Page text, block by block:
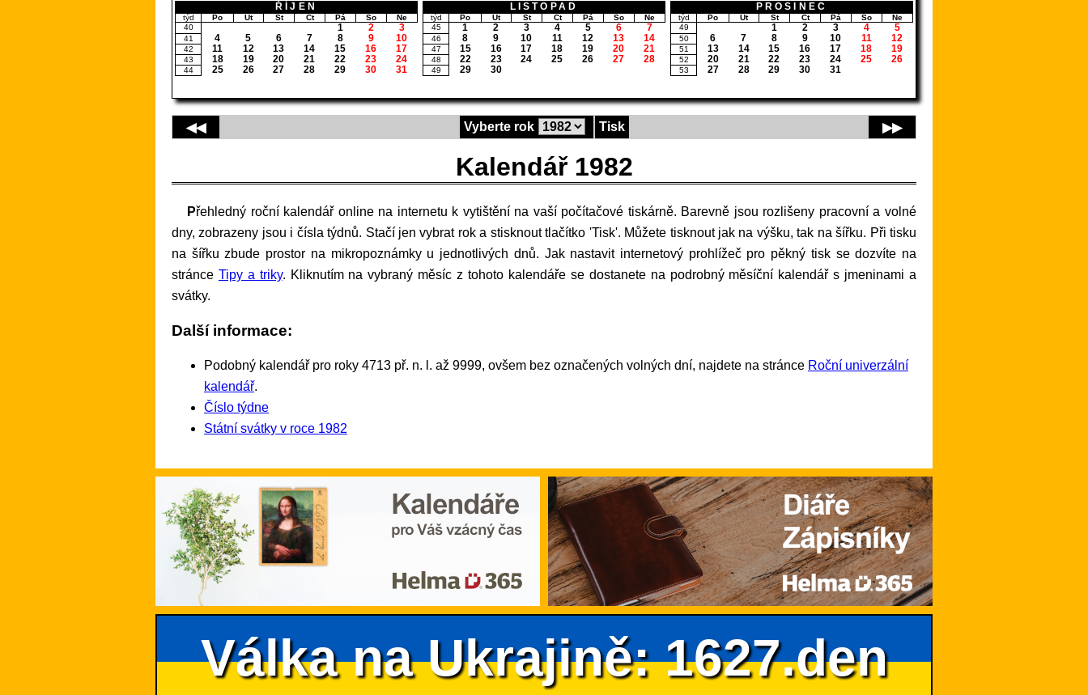
ŘÍJEN
týd Po Út St Čt Pá So
Ne
40
1 2 3
41 4 5 6 7 8 9 10
42 11 12 13 14 15 16 17
43 18 19 20 21 22 23 24
44 25 26 27 28 29 30 31
LISTOPAD
týd Po Út St Čt Pá So
Ne
45
1 2 3 4 5 6 7
46 8 9 10 11 12 13 14
47 15 16 17 18 19 20 21
48 22 23 24 25 26 27 28
49 29 30
PROSINEC
týd Po Út St Čt Pá So
Ne
49
1 2 3 4 5
50 6 7 8 9 10 11 12
51 13 14 15 16 17 18 19
52 20 21 22 23 24 25 26
53 27 28 29 30 31
Vyberte rok Tisk
◀◀ ▶▶
Kalendář 1982
Přehledný roční kalendář online na internetu k vytištění na vaší počítačové tiskárně. Barevně jsou rozlišeny pracovní a volné
dny, zobrazeny jsou i čísla týdnů. Stačí jen vybrat rok a stisknout tlačítko 'Tisk'. Můžete tisknout jak na výšku, tak na šířku. Při tisku
na šířku zbude prostor na mikropoznámky u jednotlivých dnů. Jak nastavit internetový prohlížeč pro pěkný tisk se dozvíte na
stránce Tipy a triky. Kliknutím na vybraný měsíc z tohoto kalendáře se dostanete na podrobný měsíční kalendář s jmeninami a
svátky.
Další informace:
Podobný kalendář pro roky 4713 př. n. l. až 9999, ovšem bez označených volných dní, najdete na stránce Roční univerzální
kalendář.
Číslo týdne
Státní svátky v roce 1982
Válka na Ukrajině: 1627.den